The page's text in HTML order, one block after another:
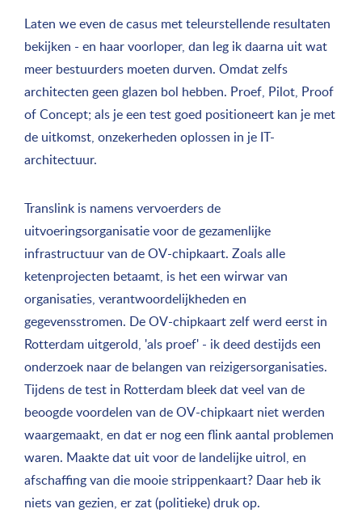
Laten we even de casus met teleurstellende resultaten
bekijken - en haar voorloper, dan leg ik daarna uit wat
meer bestuurders moeten durven. Omdat zelfs
architecten geen glazen bol hebben. Proef, Pilot, Proof
of Concept; als je een test goed positioneert kan je met
de uitkomst, onzekerheden oplossen in je IT-
architectuur.
Translink is namens vervoerders de
uitvoeringsorganisatie voor de gezamenlijke
infrastructuur van de OV-chipkaart. Zoals alle
ketenprojecten betaamt, is het een wirwar van
organisaties, verantwoordelijkheden en
gegevensstromen. De OV-chipkaart zelf werd eerst in
Rotterdam uitgerold, 'als proef' - ik deed destijds een
onderzoek naar de belangen van reizigersorganisaties.
Tijdens de test in Rotterdam bleek dat veel van de
beoogde voordelen van de OV-chipkaart niet werden
waargemaakt, en dat er nog een flink aantal problemen
waren. Maakte dat uit voor de landelijke uitrol, en
afschaffing van die mooie strippenkaart? Daar heb ik
niets van gezien, er zat (politieke) druk op.